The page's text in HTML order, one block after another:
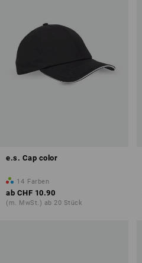
e.s. Cap color
14 Farben
ab CHF 10.90
(m. MwSt.) ab 20 Stück